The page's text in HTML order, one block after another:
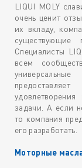
LIQUI MOLY
очень ценит
их вкладу,
существующие
Специалисты
всем
задачи. А если
то компания
его разработать.
Моторные